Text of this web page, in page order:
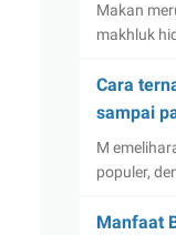
Makan
makhluk
Cara
sampai
M
populer,
Manfaat